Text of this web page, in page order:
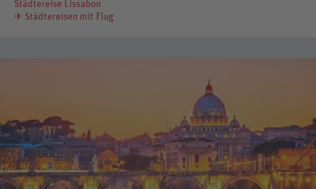
Städtereise Lissabon
✈ Städtereisen mit Flug